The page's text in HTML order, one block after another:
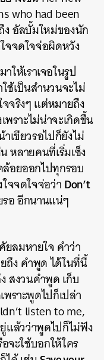
who had been
ง อัลบั้มใหม่ของนัก
จจดใจจ่อผิดหวัง
ให้เราเจอในรูป
ช้เป็นสำนวนจะไม่
จริงๆ แต่หมายถึง
พราะไม่น่าจะเกิดขึ้น
เขียวรอไปก็ยังไม่
หลายคนที่เริ่มเซ็ง
อยออกไปทุกรอบ
จจดใจจ่อว่าDon’t
รอ อีกนานแน่ๆ
ยลมหายใจ คำว่า
ถึง คำพูด ได้ในที่นี้
สงวนคำพูด เก็บ
ราะพูดไปก็เปล่า
listen to me,
แล้วว่าพูดไปก็ไม่ฟัง
จะใช้บอกให้ใคร